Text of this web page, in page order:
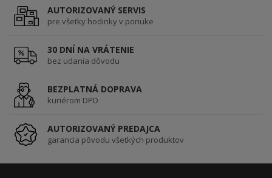
AUTORIZOVANÝ SERVIS
pre všetky hodinky v ponuke
30 DNÍ NA VRÁTENIE
bez udania dôvodu
BEZPLATNÁ DOPRAVA
kuriérom DPD
AUTORIZOVANÝ PREDAJCA
garancia pôvodu všetkých produktov